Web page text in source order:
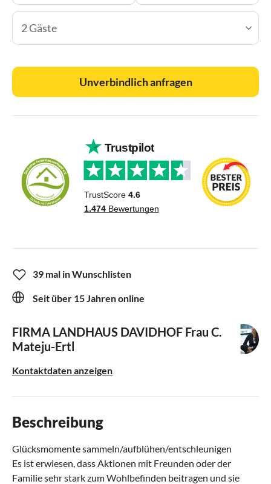
2 Gäste
Unverbindlich anfragen
39 mal in Wunschlisten
Seit über 15 Jahren online
FIRMA LANDHAUS DAVIDHOF Frau C.
Mateju-Ertl
Kontaktdaten anzeigen
Beschreibung
Glücksmomente sammeln/aufblühen/entschleunigen
Es ist erwiesen, dass Aktionen mit Freunden oder der
Familie sehr stark zum Wohlbefinden beitragen und sie